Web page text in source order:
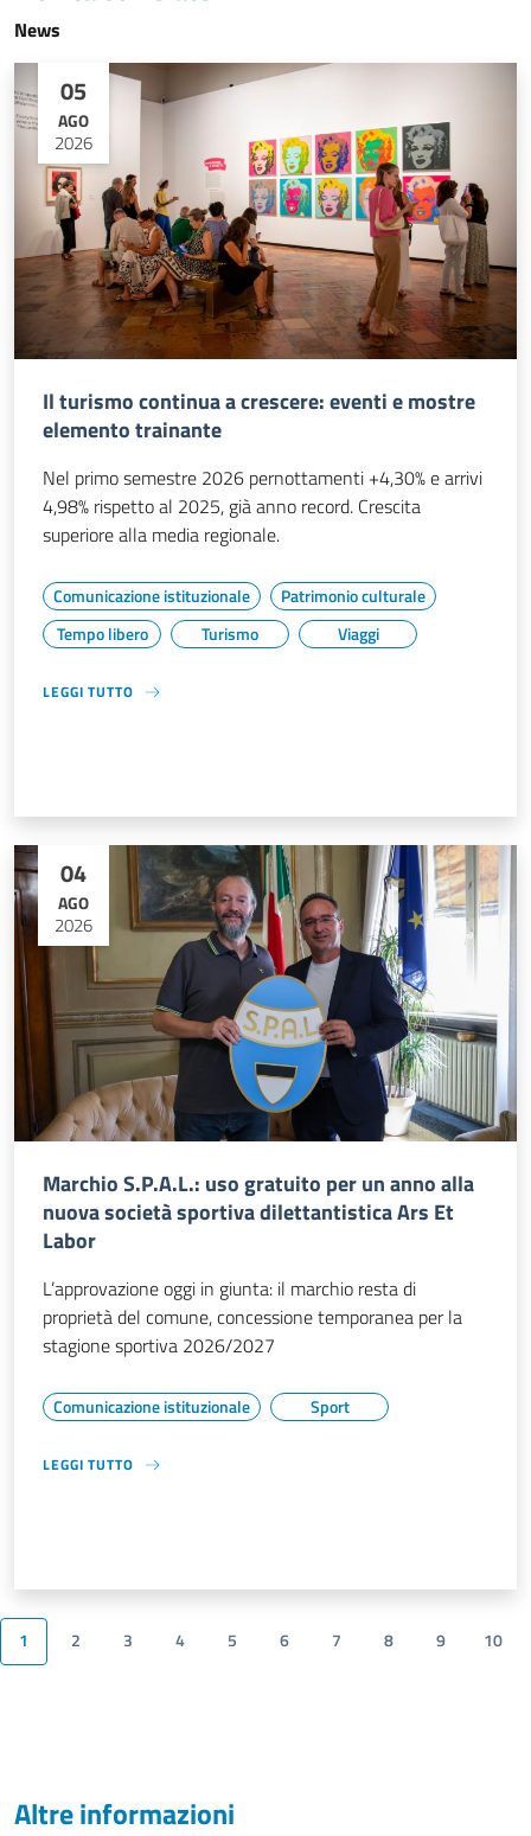
News
05
AGO
2026
Il turismo continua a crescere: eventi e mostre
elemento trainante
Nel primo semestre 2026 pernottamenti +4,30% e arrivi
4,98% rispetto al 2025, già anno record. Crescita
superiore alla media regionale.
Comunicazione istituzionale
Patrimonio culturale
Tempo libero
Turismo Viaggi
LEGGI TUTTO
04
AGO
2026
Marchio S.P.A.L.: uso gratuito per un anno alla
nuova società sportiva dilettantistica Ars Et
Labor
L’approvazione oggi in giunta: il marchio resta di
proprietà del comune, concessione temporanea per la
stagione sportiva 2026/2027
Comunicazione istituzionale Sport
LEGGI TUTTO
1 2 3 4 5 6 7 8 9 10
Altre informazioni